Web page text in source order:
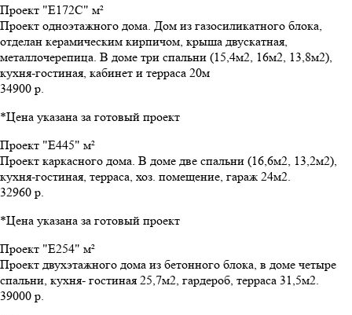
Проект "E172С" м²
Проект одноэтажного дома. Дом из газосиликатного блока,
отделан керамическим кирпичом, крыша двускатная,
металлочерепица. В доме три спальни (15,4м2, 16м2, 13,8м2),
кухня-гостиная, кабинет и терраса 20м
34900 р.
*Цена указана за готовый проект
Проект "E445" м²
Проект каркасного дома. В доме две спальни (16,6м2, 13,2м2),
кухня-гостиная, терраса, хоз. помещение, гараж 24м2.
32960 р.
*Цена указана за готовый проект
Проект "E254" м²
Проект двухэтажного дома из бетонного блока, в доме четыре
спальни, кухня- гостиная 25,7м2, гардероб, терраса 31,5м2.
39000 р.